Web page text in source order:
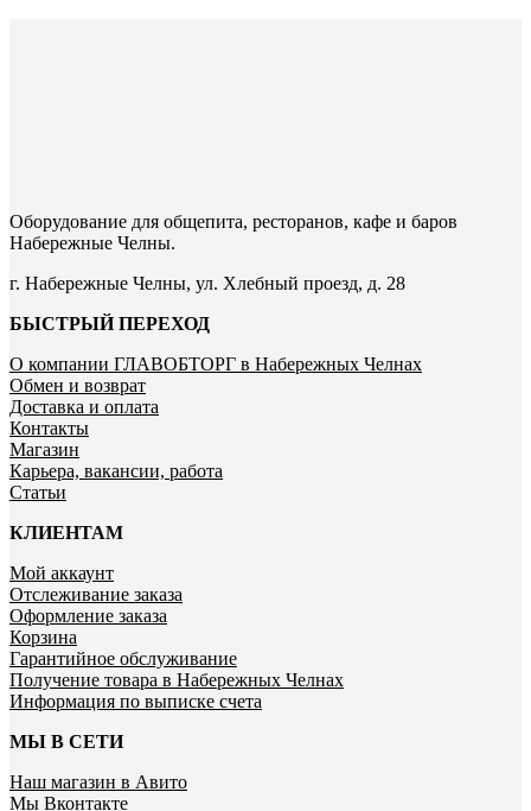
Оборудование для общепита, ресторанов, кафе и баров
Набережные Челны.
г. Набережные Челны, ул. Хлебный проезд, д. 28
БЫСТРЫЙ ПЕРЕХОД
О компании ГЛАВОБТОРГ в Набережных Челнах
Обмен и возврат
Доставка и оплата
Контакты
Магазин
Карьера, вакансии, работа
Статьи
КЛИЕНТАМ
Мой аккаунт
Отслеживание заказа
Оформление заказа
Корзина
Гарантийное обслуживание
Получение товара в Набережных Челнах
Информация по выписке счета
МЫ В СЕТИ
Наш магазин в Авито
Мы Вконтакте